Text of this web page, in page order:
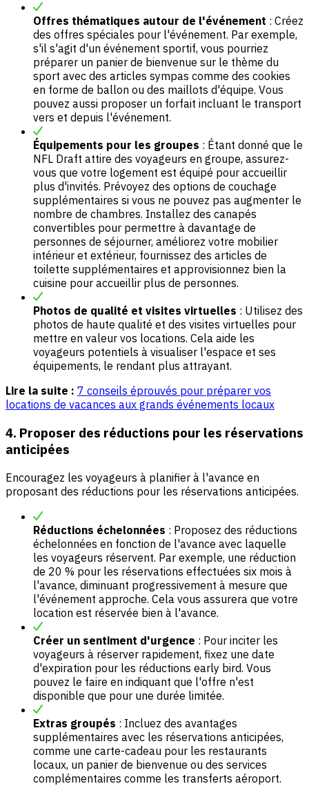
Offres thématiques autour de l'événement : Créez
des offres spéciales pour l'événement. Par exemple,
s'il s'agit d'un événement sportif, vous pourriez
préparer un panier de bienvenue sur le thème du
sport avec des articles sympas comme des cookies
en forme de ballon ou des maillots d'équipe. Vous
pouvez aussi proposer un forfait incluant le transport
vers et depuis l'événement.
Équipements pour les groupes : Étant donné que le
NFL Draft attire des voyageurs en groupe, assurez-
vous que votre logement est équipé pour accueillir
plus d'invités. Prévoyez des options de couchage
supplémentaires si vous ne pouvez pas augmenter le
nombre de chambres. Installez des canapés
convertibles pour permettre à davantage de
personnes de séjourner, améliorez votre mobilier
intérieur et extérieur, fournissez des articles de
toilette supplémentaires et approvisionnez bien la
cuisine pour accueillir plus de personnes.
Photos de qualité et visites virtuelles : Utilisez des
photos de haute qualité et des visites virtuelles pour
mettre en valeur vos locations. Cela aide les
voyageurs potentiels à visualiser l'espace et ses
équipements, le rendant plus attrayant.
Lire la suite : 7 conseils éprouvés pour préparer vos
locations de vacances aux grands événements locaux
4. Proposer des réductions pour les réservations
anticipées
Encouragez les voyageurs à planifier à l'avance en
proposant des réductions pour les réservations anticipées.
Réductions échelonnées : Proposez des réductions
échelonnées en fonction de l'avance avec laquelle
les voyageurs réservent. Par exemple, une réduction
de 20 % pour les réservations effectuées six mois à
l'avance, diminuant progressivement à mesure que
l'événement approche. Cela vous assurera que votre
location est réservée bien à l'avance.
Créer un sentiment d'urgence : Pour inciter les
voyageurs à réserver rapidement, fixez une date
d'expiration pour les réductions early bird. Vous
pouvez le faire en indiquant que l'offre n'est
disponible que pour une durée limitée.
Extras groupés : Incluez des avantages
supplémentaires avec les réservations anticipées,
comme une carte-cadeau pour les restaurants
locaux, un panier de bienvenue ou des services
complémentaires comme les transferts aéroport.